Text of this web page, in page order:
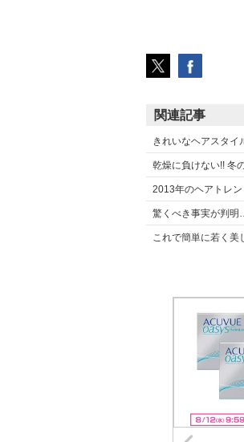
関連記事
きれいなヘアスタイ
乾燥に負けない!! 冬
2013年のヘアトレ
驚くべき事実が判明
これで簡単に若く美